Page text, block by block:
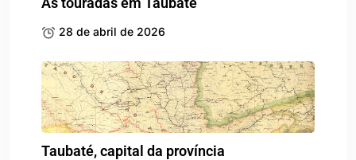
28 de abril de 2026
Taubaté, capital da província